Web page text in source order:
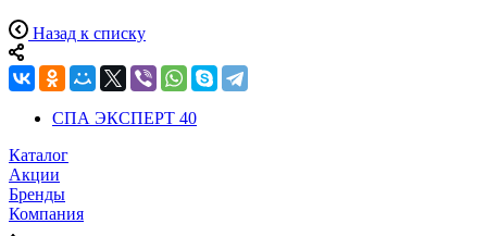
Назад к списку
СПА ЭКСПЕРТ 40
Каталог
Акции
Бренды
Компания